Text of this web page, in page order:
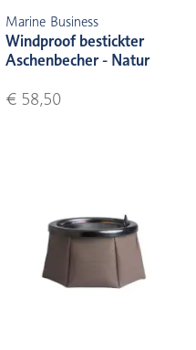
Marine Business
Windproof bestickter
Aschenbecher - Natur
€ 58,50